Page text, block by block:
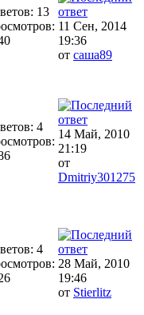
13
11 Сен, 2014
19:36
от саша89
4
14 Май, 2010
21:19
от
Dmitriy301275
4
28 Май, 2010
19:46
от Stierlitz